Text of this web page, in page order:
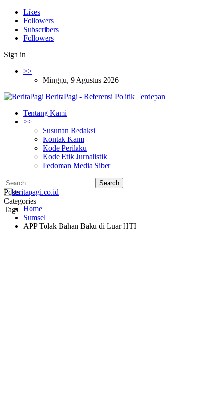
Likes
Followers
Subscribers
Followers
Sign in
>>
Minggu, 9 Agustus 2026
BeritaPagi - Referensi Politik Terdepan
Tentang Kami
>>
Susunan Redaksi
Kontak Kami
Kode Perilaku
Kode Etik Jurnalistik
Pedoman Media Siber
Posts
Categories
Tags Home
Sumsel
APP Tolak Bahan Baku di Luar HTI